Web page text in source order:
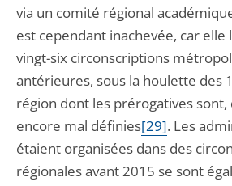
via un comité régional
est cependant inachevée, car elle
vingt-six circonscriptions
antérieures, sous la houlette des
région dont les prérogatives sont,
encore mal définies[29]. Les
étaient organisées dans des
régionales avant 2015 se sont